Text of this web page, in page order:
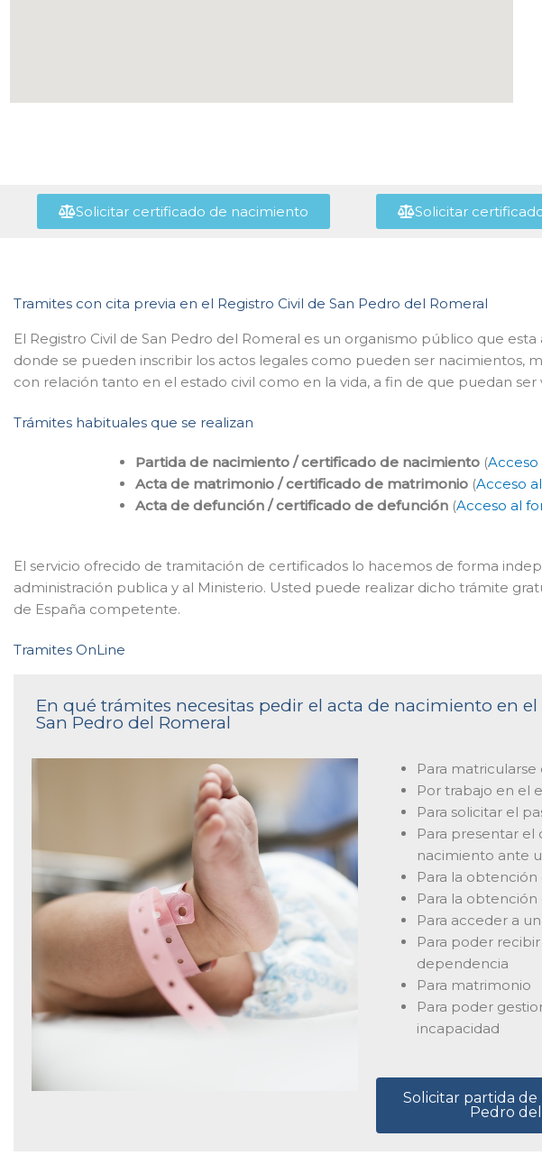
Solicitar certificado de nacimiento Solicitar
Tramites con cita previa en el Registro Civil de San Pedro del Romeral
El Registro Civil de San Pedro del Romeral es un organismo público que
donde se pueden inscribir los actos legales como pueden ser nacimientos,
con relación tanto en el estado civil como en la vida, a fin de que puedan ser
Trámites habituales que se realizan
Partida de nacimiento / certificado de nacimiento (
Acta de matrimonio / certificado de matrimonio (Acceso
Acta de defunción / certificado de defunción (Acceso al
El servicio ofrecido de tramitación de certificados lo hacemos de forma
administración publica y al Ministerio. Usted puede realizar dicho trámite
de España competente.
Tramites OnLine
En qué trámites necesitas pedir el acta de nacimiento en el
San Pedro del Romeral
Para
Por trabajo en el
Para solicitar el
Para presentar el
nacimiento ante
Para la
Para la obtención
Para acceder a
Para poder
dependencia
Para matrimonio
Para poder
incapacidad
Solicitar partida
Pedro